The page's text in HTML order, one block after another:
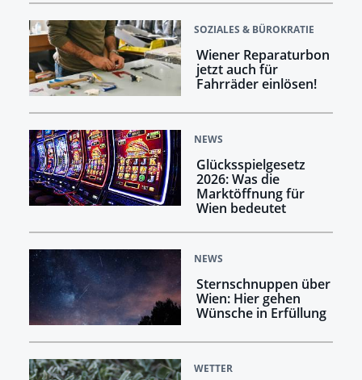
SOZIALES & BÜROKRATIE
Wiener Reparaturbon
jetzt auch für
Fahrräder einlösen!
NEWS
Glücksspielgesetz
2026: Was die
Marktöffnung für
Wien bedeutet
NEWS
Sternschnuppen über
Wien: Hier gehen
Wünsche in Erfüllung
WETTER